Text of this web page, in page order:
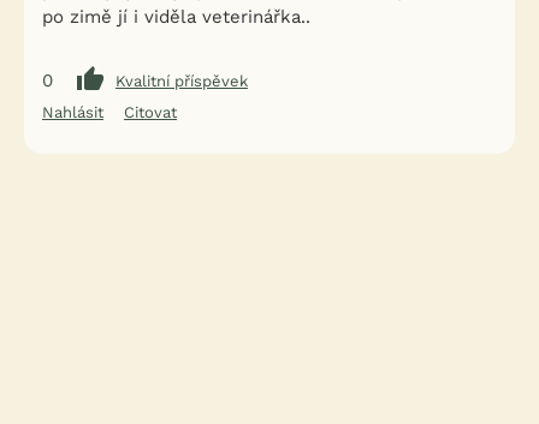
po zimě jí i viděla veterinářka..
0
Kvalitní příspěvek
Nahlásit
Citovat